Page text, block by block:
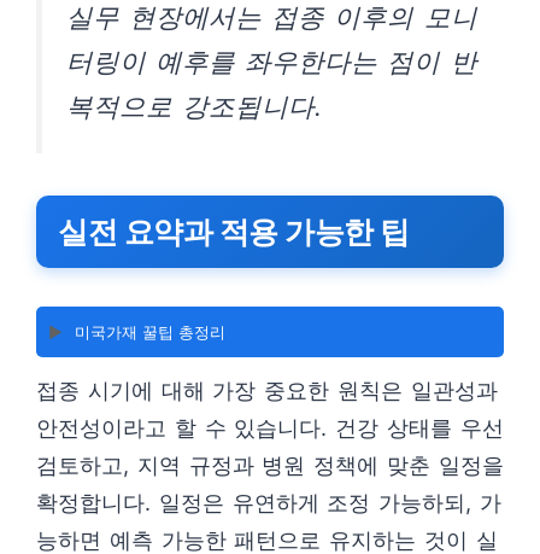
실무 현장에서는 접종 이후의 모니
터링이 예후를 좌우한다는 점이 반
복적으로 강조됩니다.
실전 요약과 적용 가능한 팁
▶️ 미국가재 꿀팁 총정리
접종 시기에 대해 가장 중요한 원칙은 일관성과
안전성이라고 할 수 있습니다. 건강 상태를 우선
검토하고, 지역 규정과 병원 정책에 맞춘 일정을
확정합니다. 일정은 유연하게 조정 가능하되, 가
능하면 예측 가능한 패턴으로 유지하는 것이 실